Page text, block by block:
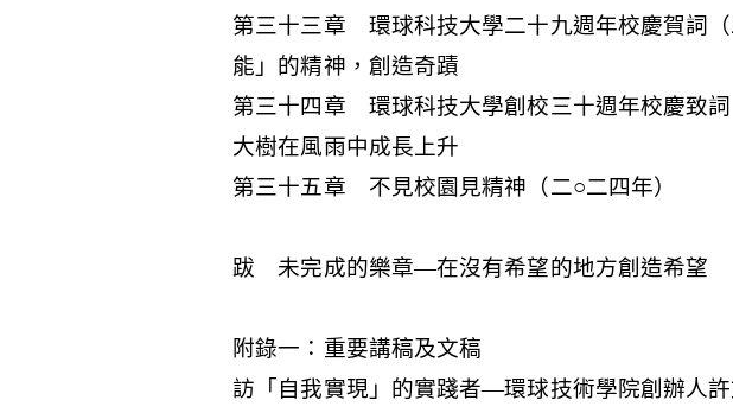
第三十三章 環球科技大學二十九週年校慶賀詞
能」的精神，創造奇蹟
第三十四章 環球科技大學創校三十週年校慶致
大樹在風雨中成長上升
第三十五章 不見校園見精神（二○二四年）
跋 未完成的樂章—在沒有希望的地方創造希望
附錄一：重要講稿及文稿
訪「自我實現」的實踐者—環球技術學院創辦人